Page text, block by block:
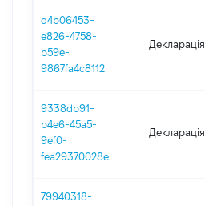
d4b06453-
e826-4758-
b59e-
9867fa4c8112
Декларація
9338db91-
b4e6-45a5-
9ef0-
fea29370028e
Декларація
79940318-